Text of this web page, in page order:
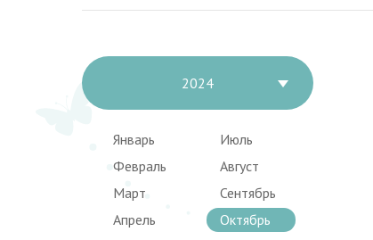
2024
Январь
Февраль
Март
Апрель
Июль
Август
Сентябрь
Октябрь